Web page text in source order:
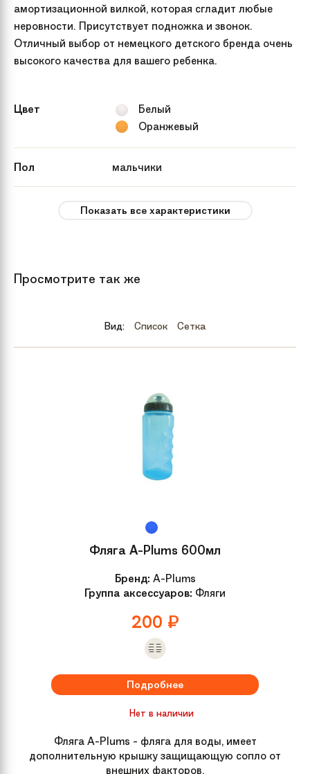
амортизационной вилкой, которая сгладит любые
неровности. Присутствует подножка и звонок.
Отличный выбор от немецкого детского бренда очень
высокого качества для вашего ребенка.
Цвет
Белый
Оранжевый
Пол мальчики
Рекомендуемый
от 8 лет
OneSize
SUNTOUR Suspension fork M-3000
ZOOM A-Head 75 mm, alloy, black
matt
ZOOM A-Head 75 mm, alloy, black
S’COOL Ergo black
Передний тормозTEKTRO V-Brake alloy, black
Показать все характеристики
Просмотрите так же
Вид: Список Сетка
Фляга A-Plums 600мл
Бренд: A-Plums
Группа аксессуаров: Фляги
200 ₽
Подробнее
Нет в наличии
Фляга A-Plums - фляга для воды, имеет
дополнительную крышку защищающую сопло от
внешних факторов.